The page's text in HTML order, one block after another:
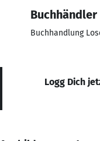
Buchhändler
Buchhandlung
Logg Dich